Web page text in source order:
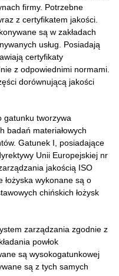
firmy. Potrzebne
z certyfikatem jakości.
są w zakładach
usług. Posiadają
certyfikaty
z odpowiednimi normami.
dorównującą jakości
gatunku tworzywa
badań materiałowych
Gatunek I, posiadające
Unii Europejskiej nr
jakością ISO
wykonane są o
chińskich łożysk
zarządzania zgodnie z
powłok
są wysokogatunkowej
są z tych samych